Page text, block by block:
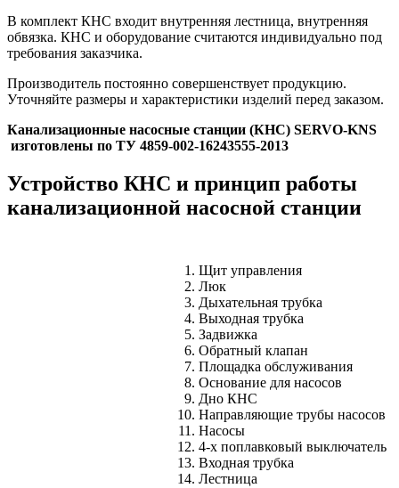
В комплект КНС входит внутренняя лестница, внутренняя
обвязка. КНС и оборудование считаются индивидуально под
требования заказчика.
Производитель постоянно совершенствует продукцию.
Уточняйте размеры и характеристики изделий перед заказом.
Канализационные насосные станции (КНС) SERVO-KNS
изготовлены по ТУ 4859-002-16243555-2013
Устройство КНС и принцип работы
канализационной насосной станции
Щит управления
Люк
Дыхательная трубка
Выходная трубка
Задвижка
Обратный клапан
Площадка обслуживания
Основание для насосов
Дно КНС
Направляющие трубы насосов
Насосы
4-х поплавковый выключатель
Входная трубка
Лестница